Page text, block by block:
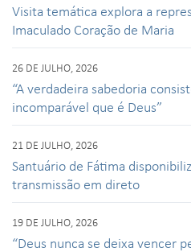
Visita temática explora a
Imaculado Coração de Maria
26 DE JULHO, 2026
“A verdadeira sabedoria
incomparável que é Deus”
21 DE JULHO, 2026
Santuário de Fátima
transmissão em direto
19 DE JULHO, 2026
“Deus nunca se deixa vencer